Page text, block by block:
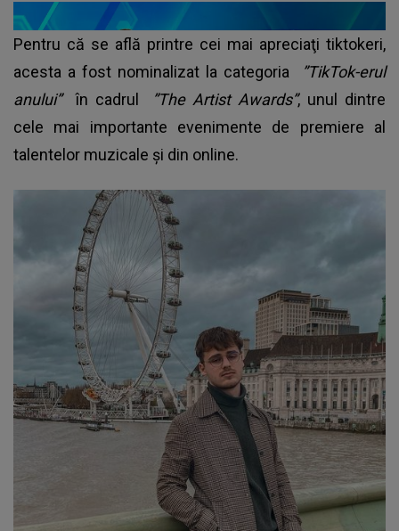
Pentru că se află printre cei mai apreciaţi tiktokeri,
acesta a fost nominalizat la categoria
”TikTok-erul
anului” în cadrul ”The Artist Awards”, unul dintre
cele mai importante evenimente de premiere al
talentelor muzicale și din online.